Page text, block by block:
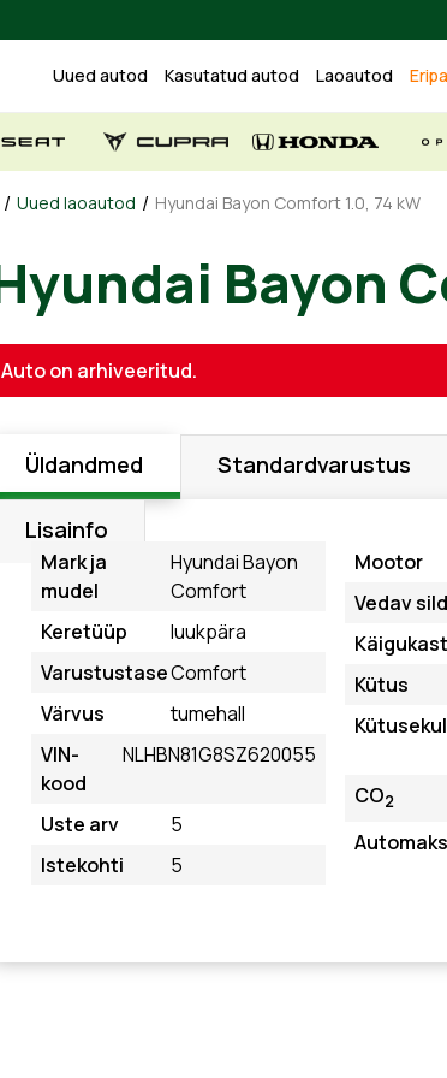
Uued autod Kasutatud autod Laoautod
/ Uued laoautod / Hyundai Bayon Comfort 1.0, 74 kW
Hyundai
Auto on arhiveeritud.
Üldandmed Standardvarustus
Lisainfo
Mark ja
mudel
Hyundai Bayon
Comfort
Keretüüp
luukpära
VarustustaseComfort
Värvus
tumehall
VIN-
kood
NLHBN81G8SZ620055
Uste arv
5
Istekohti
5
Mootor
Vedav sild
Käigukast
Kütus
CO2
Automaks